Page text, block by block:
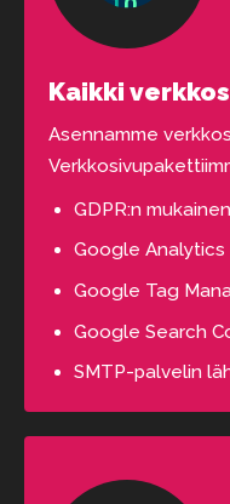
Kaikki
Asennamme
GDPR:n
Google
Google Tag
Google Search
SMTP-palvelin